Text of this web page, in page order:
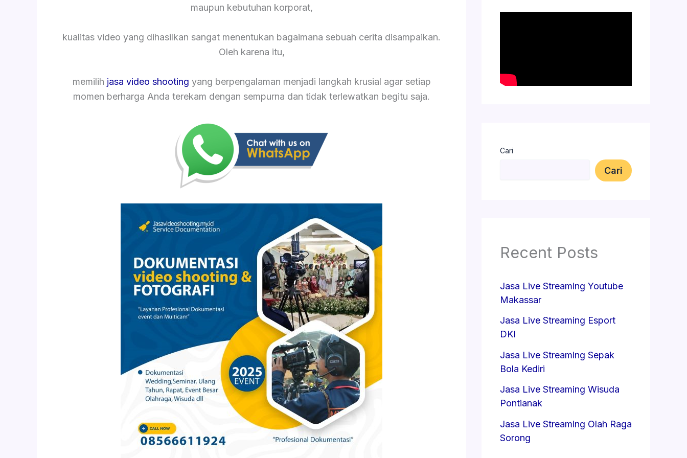
maupun kebutuhan korporat,
kualitas video yang dihasilkan sangat menentukan bagaimana sebuah cerita disampaikan.
Oleh karena itu,
memilih jasa video shooting yang berpengalaman menjadi langkah krusial agar setiap
momen berharga Anda terekam dengan sempurna dan tidak terlewatkan begitu saja.
Cari
Cari
Recent Posts
Jasa Live Streaming Youtube
Makassar
Jasa Live Streaming Esport
DKI
Jasa Live Streaming Sepak
Bola Kediri
Jasa Live Streaming Wisuda
Pontianak
Jasa Live Streaming Olah Raga
Sorong